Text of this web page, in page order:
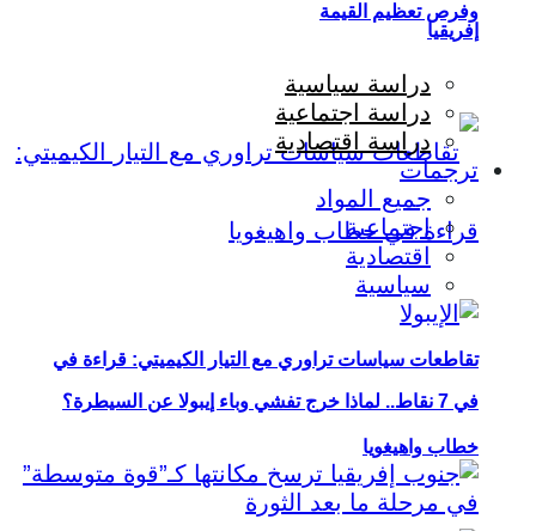
إفريقيا
تقاطعات سياسات تراوري مع التيار الكيميتي: قراءة في
خطاب واهيغويا
وفرص تعظيم القيمة
دراسة سياسية
دراسة اجتماعية
دراسة اقتصادية
ترجمات
جميع المواد
اجتماعية
اقتصادية
سياسية
في 7 نقاط.. لماذا خرج تفشي وباء إيبولا عن السيطرة؟